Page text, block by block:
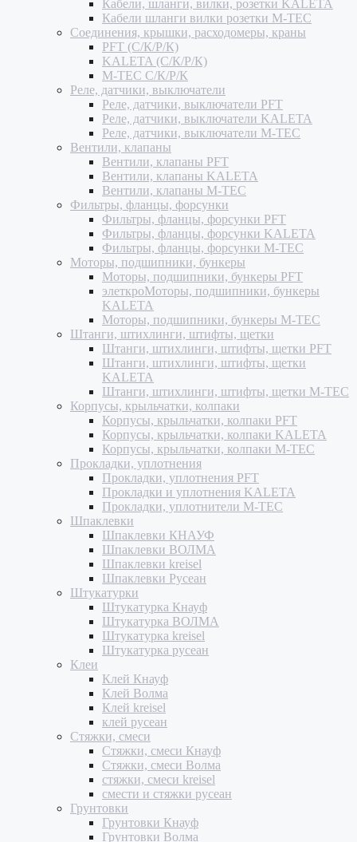
Кабели, шланги, вилки, розетки KALETA
Кабели шланги вилки розетки M-TEC
Соединения, крышки, расходомеры, краны
PFT (С/К/Р/К)
KALETA (С/К/Р/К)
M-TEC С/К/Р/К
Реле, датчики, выключатели
Реле, датчики, выключатели PFT
Реле, датчики, выключатели KALETA
Реле, датчики, выключатели M-TEC
Вентили, клапаны
Вентили, клапаны PFT
Вентили, клапаны KALETA
Вентили, клапаны M-TEC
Фильтры, фланцы, форсунки
Фильтры, фланцы, форсунки PFT
Фильтры, фланцы, форсунки KALETA
Фильтры, фланцы, форсунки M-TEC
Моторы, подшипники, бункеры
Моторы, подшипники, бункеры PFT
элеткроМоторы, подшипники, бункеры
KALETA
Моторы, подшипники, бункеры M-TEC
Штанги, штихлинги, штифты, щетки
Штанги, штихлинги, штифты, щетки PFT
Штанги, штихлинги, штифты, щетки
KALETA
Штанги, штихлинги, штифты, щетки M-TEC
Корпусы, крыльчатки, колпаки
Корпусы, крыльчатки, колпаки PFT
Корпусы, крыльчатки, колпаки KALETA
Корпусы, крыльчатки, колпаки M-TEC
Прокладки, уплотнения
Прокладки, уплотнения PFT
Прокладки и уплотнения KALETA
Прокладки, уплотнители M-TEC
Шпаклевки
Шпаклевки КНАУФ
Шпаклевки ВОЛМА
Шпаклевки kreisel
Шпаклевки Русеан
Штукатурки
Штукатурка Кнауф
Штукатурка ВОЛМА
Штукатурка kreisel
Штукатурка русеан
Клеи
Клей Кнауф
Клей Волма
Клей kreisel
клей русеан
Стяжки, смеси
Стяжки, смеси Кнауф
Стяжки, смеси Волма
стяжки, смеси kreisel
смести и стяжки русеан
Грунтовки
Грунтовки Кнауф
Грунтовки Волма